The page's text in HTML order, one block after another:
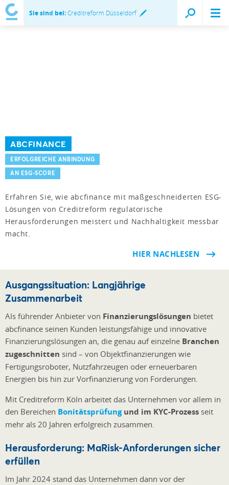
Sie sind bei:Creditreform Düsseldorf
ABCFINANCE
ERFOLGREICHE ANBINDUNG
AN ESG-SCORE
Erfahren Sie, wie abcfinance mit maßgeschneiderten ESG-
Lösungen von Creditreform regulatorische
Herausforderungen meistert und Nachhaltigkeit messbar
macht.
HIER NACHLESEN
Ausgangssituation: Langjährige
Zusammenarbeit
Als führender Anbieter von Finanzierungslösungen bietet
abcfinance seinen Kunden leistungsfähige und innovative
Finanzierungslösungen an, die genau auf einzelne Branchen
zugeschnitten sind – von Objektfinanzierungen wie
Fertigungsroboter, Nutzfahrzeugen oder erneuerbaren
Energien bis hin zur Vorfinanzierung von Forderungen.
Mit Creditreform Köln arbeitet das Unternehmen vor allem in
den Bereichen Bonitätsprüfungund im KYC-Prozess seit
mehr als 20 Jahren erfolgreich zusammen.
Herausforderung: MaRisk-Anforderungen sicher
erfüllen
Im Jahr 2024 stand das Unternehmen dann vor der